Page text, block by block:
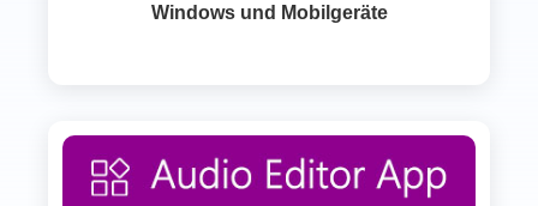
Windows und Mobilgeräte